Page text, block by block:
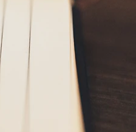
記事
記事
記事